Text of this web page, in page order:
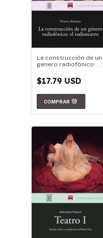
La construcción de un
genero radiofónico: el
$17.79 USD